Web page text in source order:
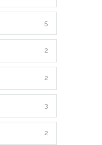
5
2
2
3
2